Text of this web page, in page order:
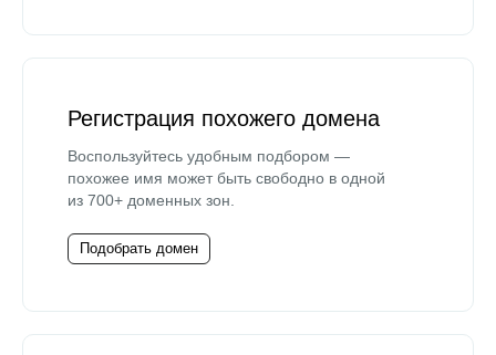
Регистрация похожего домена
Воспользуйтесь удобным подбором —
похожее имя может быть свободно в одной
из 700+ доменных зон.
Подобрать домен